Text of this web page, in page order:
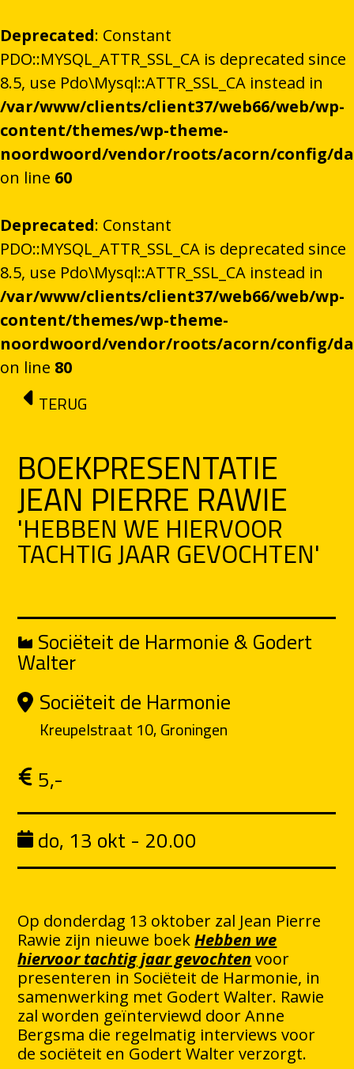
Deprecated: Constant
PDO::MYSQL_ATTR_SSL_CA is deprecated since
8.5, use Pdo\Mysql::ATTR_SSL_CA instead in
/var/www/clients/client37/web66/web/wp-
content/themes/wp-theme-
noordwoord/vendor/roots/acorn/config/
on line 60
Deprecated: Constant
PDO::MYSQL_ATTR_SSL_CA is deprecated since
8.5, use Pdo\Mysql::ATTR_SSL_CA instead in
/var/www/clients/client37/web66/web/wp-
content/themes/wp-theme-
noordwoord/vendor/roots/acorn/config/
on line 80
Ga naar de inhoud
TERUG
BOEKPRESENTATIE
JEAN PIERRE RAWIE
'HEBBEN WE HIERVOOR
TACHTIG JAAR GEVOCHTEN'
Sociëteit de Harmonie & Godert
Walter
Sociëteit de Harmonie
Kreupelstraat 10, Groningen
5,-
do, 13 okt - 20.00
Op donderdag 13 oktober zal Jean Pierre
Rawie zijn nieuwe boekHebben we
hiervoor tachtig jaar gevochten voor
presenteren in Sociëteit de Harmonie, in
samenwerking met Godert Walter. Rawie
zal worden geïnterviewd door Anne
Bergsma die regelmatig interviews voor
de sociëteit en Godert Walter verzorgt.